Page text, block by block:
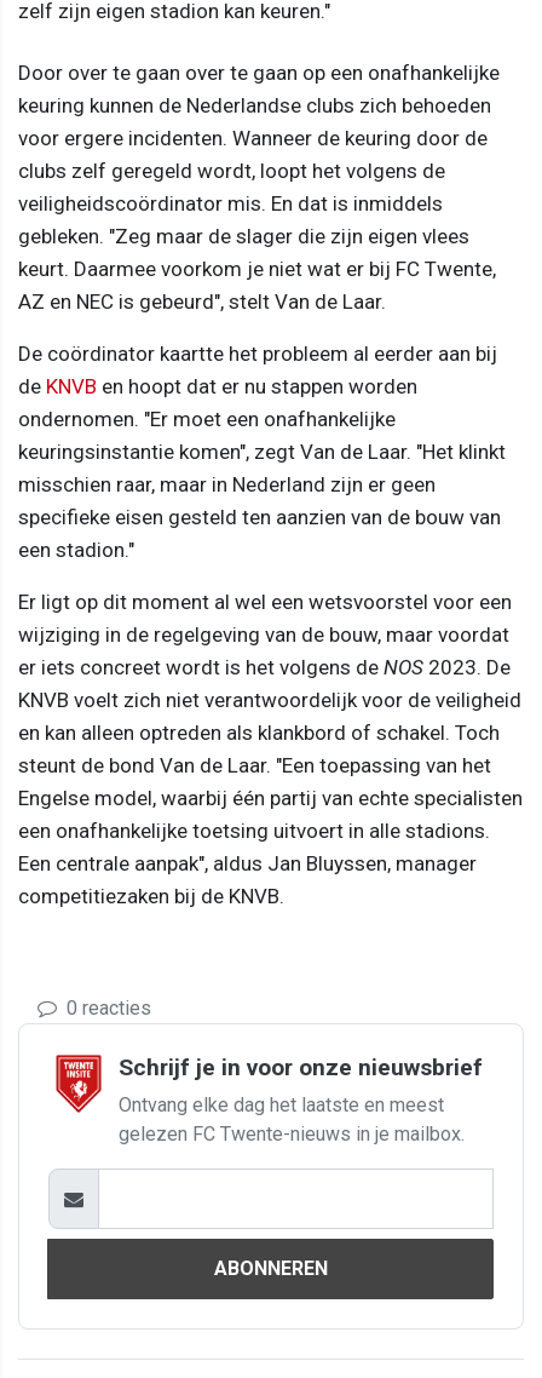
zelf zijn eigen stadion kan keuren."
Door over te gaan over te gaan op een onafhankelijke
keuring kunnen de Nederlandse clubs zich behoeden
voor ergere incidenten. Wanneer de keuring door de
clubs zelf geregeld wordt, loopt het volgens de
veiligheidscoördinator mis. En dat is inmiddels
gebleken. "Zeg maar de slager die zijn eigen vlees
keurt. Daarmee voorkom je niet wat er bij FC Twente,
AZ en NEC is gebeurd", stelt Van de Laar.
De coördinator kaartte het probleem al eerder aan bij
de KNVB en hoopt dat er nu stappen worden
ondernomen. "Er moet een onafhankelijke
keuringsinstantie komen", zegt Van de Laar. "Het klinkt
misschien raar, maar in Nederland zijn er geen
specifieke eisen gesteld ten aanzien van de bouw van
een stadion."
Er ligt op dit moment al wel een wetsvoorstel voor een
wijziging in de regelgeving van de bouw, maar voordat
er iets concreet wordt is het volgens de NOS 2023. De
KNVB voelt zich niet verantwoordelijk voor de veiligheid
en kan alleen optreden als klankbord of schakel. Toch
steunt de bond Van de Laar. "Een toepassing van het
Engelse model, waarbij één partij van echte specialisten
een onafhankelijke toetsing uitvoert in alle stadions.
Een centrale aanpak", aldus Jan Bluyssen, manager
competitiezaken bij de KNVB.
0 reacties
Schrijf je in voor onze nieuwsbrief
Ontvang elke dag het laatste en meest
gelezen FC Twente-nieuws in je mailbox.
ABONNEREN